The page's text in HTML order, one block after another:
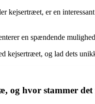
kejsertræet, er en
en spændende
kejsertræet, og lad dets
og hvor stammer det